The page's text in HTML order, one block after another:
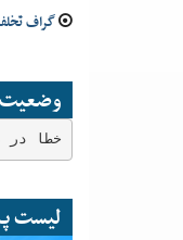
گراف
وضعیت
خطا در
لیست